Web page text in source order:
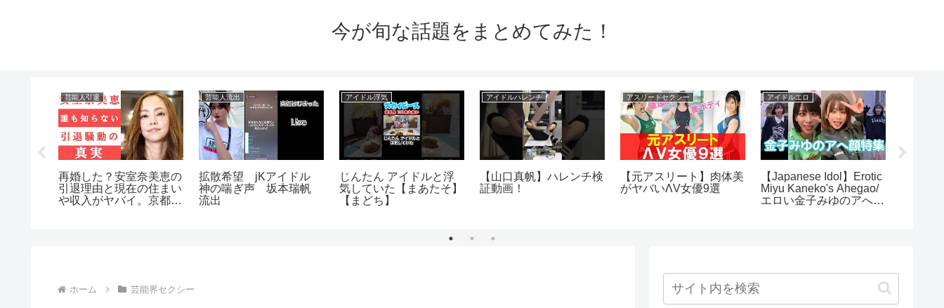
今が旬な話題をまとめてみた！
芸能人引退
再婚した？安室奈美恵の
引退理由と現在の住まい
や収入がヤバイ。京都の
芸能人流出
拡散希望 jKアイドル
神の喘ぎ声 坂本瑞帆
流出
アイドル浮気
じんたん アイドルと浮
気していた【まあたそ】
【まどち】
アイドルハレンチ
【山口真帆】ハレンチ検
証動画！
アスリートセクシー
【元アスリート】肉体美
がヤバいΛV女優9選
アイドルエロ
【Japanese Idol】Erotic
Miyu Kaneko's Ahegao/
エロい金子みゆのアへ顔
ホーム 芸能界セクシー